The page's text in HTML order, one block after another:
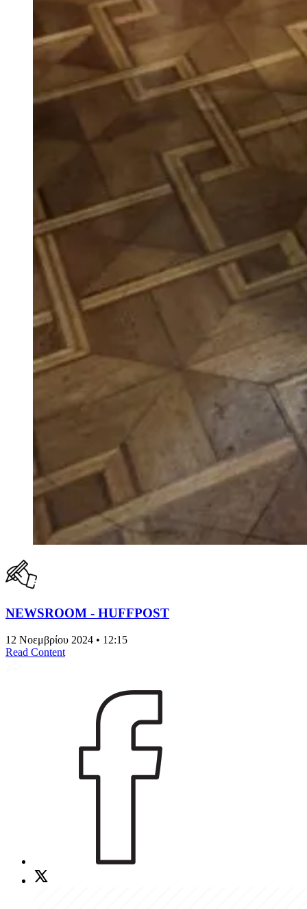
NEWSROOM - HUFFPOST
12 Νοεμβρίου 2024 • 12:15
Read Content